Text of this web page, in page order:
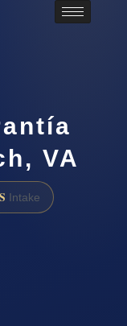
VA
Intake